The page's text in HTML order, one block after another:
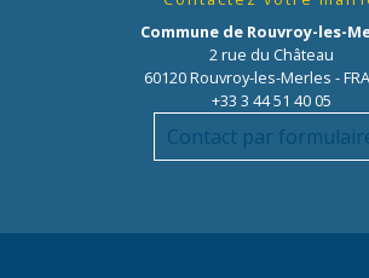
Commune de Rouvroy-les-
2 rue du Château
60120 Rouvroy-les-Merles -
+33 3 44 51 40 05
Contact par